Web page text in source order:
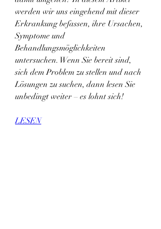
werden wir uns eingehend mit dieser
Erkrankung befassen, ihre Ursachen,
Symptome und
Behandlungsmöglichkeiten
untersuchen. Wenn Sie bereit sind,
sich dem Problem zu stellen und nach
Lösungen zu suchen, dann lesen Sie
unbedingt weiter – es lohnt sich!
LESEN